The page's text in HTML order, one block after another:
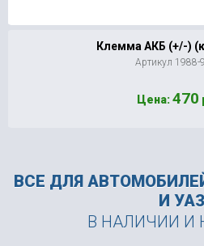
Клемма АКБ (+/-)
Артикул 1988-
Цена:470
ВСЕ ДЛЯ
И УАЗ
В НАЛИЧИИ И